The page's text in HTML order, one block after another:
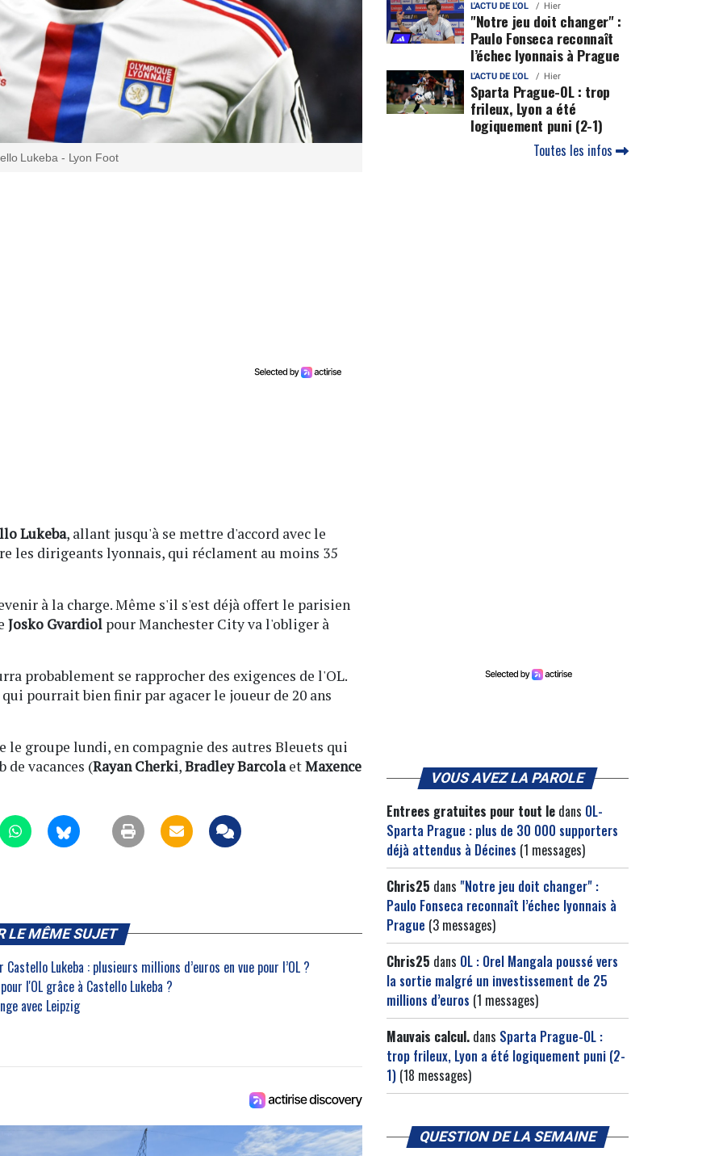
Lukeba - Lyon Foot
Lukeba, allant jusqu'à se mettre d'accord avec le
les dirigeants lyonnais, qui réclament au moins 35
à la charge. Même s'il s'est déjà offert le parisien
Josko Gvardiol pour Manchester City va l'obliger à
probablement se rapprocher des exigences de l'OL.
pourrait bien finir par agacer le joueur de 20 ans
groupe lundi, en compagnie des autres Bleuets qui
de vacances (Rayan Cherki,Bradley BarcolaetMaxence
LE MÊME SUJET
Lukeba : plusieurs millions d’euros en vue pour l’OL ?
l'OL grâce à Castello Lukeba ?
avec Leipzig
L'ACTU DE L'OL Hier
"Notre jeu doit changer" :
Paulo Fonseca reconnaît
l’échec lyonnais à Prague
L'ACTU DE L'OL Hier
Sparta Prague-OL : trop
frileux, Lyon a été
logiquement puni (2-1)
Toutes les infos
VOUS AVEZ LA PAROLE
Entrees gratuites pour tout le dans OL-
Sparta Prague : plus de 30 000 supporters
déjà attendus à Décines (1 messages)
Chris25 dans "Notre jeu doit changer" :
Paulo Fonseca reconnaît l’échec lyonnais à
Prague (3 messages)
Chris25 dans OL : Orel Mangala poussé vers
la sortie malgré un investissement de 25
millions d’euros (1 messages)
Mauvais calcul. dans Sparta Prague-OL :
trop frileux, Lyon a été logiquement puni (2-
1) (18 messages)
QUESTION DE LA SEMAINE